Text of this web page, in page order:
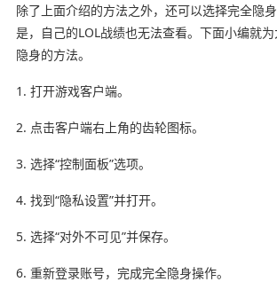
除了上面介绍的方法之外，还可以选择完全隐
是，自己的LOL战绩也无法查看。下面小编就
隐身的方法。
1. 打开游戏客户端。
2. 点击客户端右上角的齿轮图标。
3. 选择“控制面板”选项。
4. 找到“隐私设置”并打开。
5. 选择“对外不可见”并保存。
6. 重新登录账号，完成完全隐身操作。